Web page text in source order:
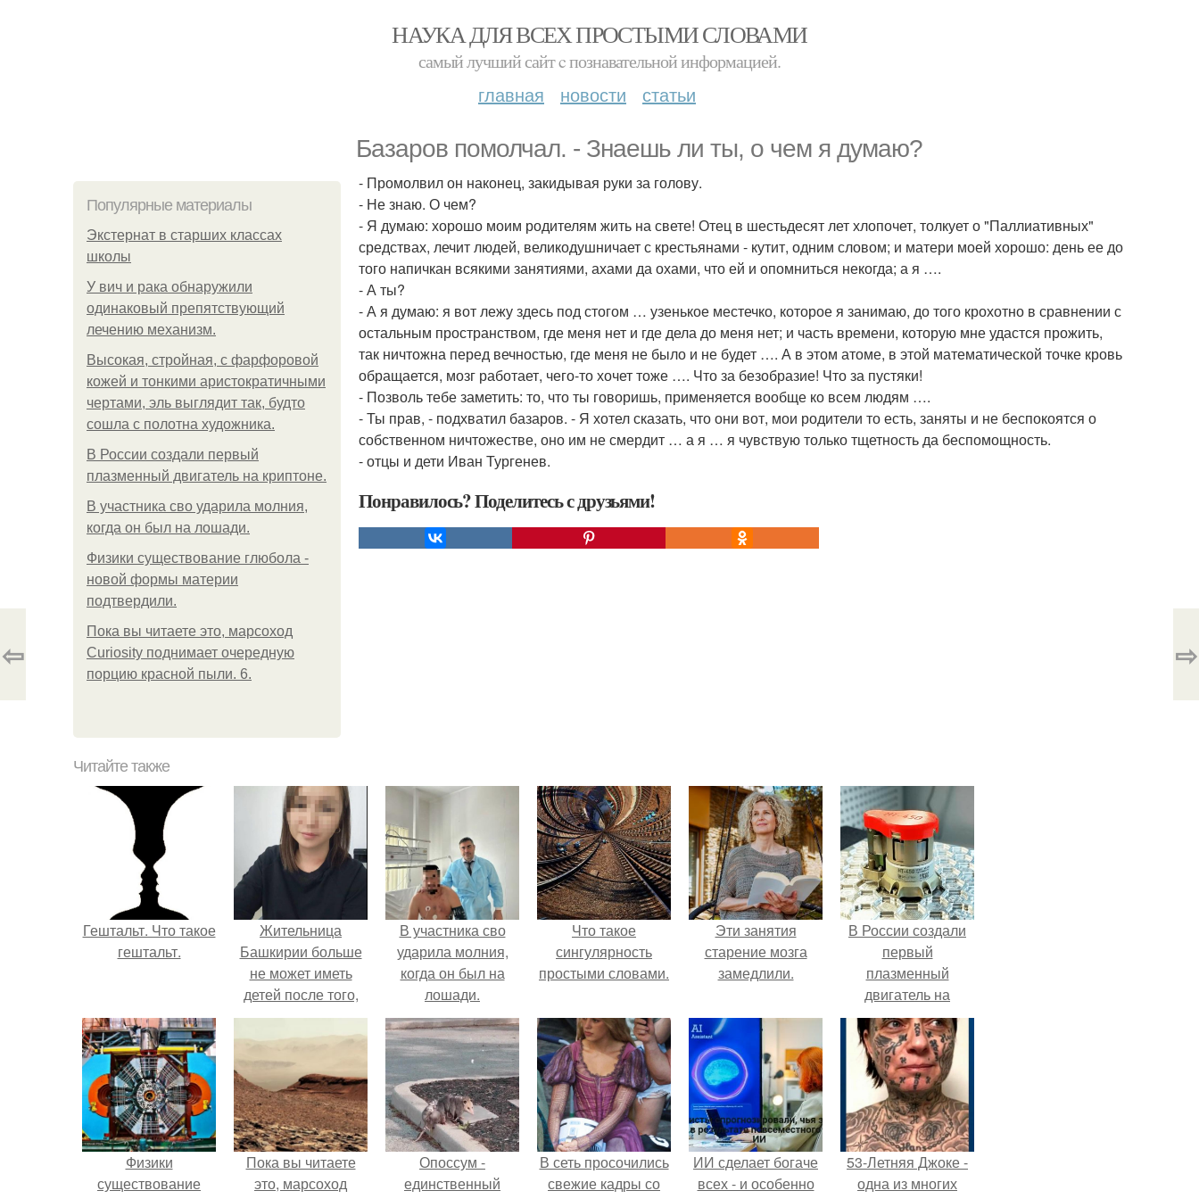
НАУКА ДЛЯ ВСЕХ ПРОСТЫМИ СЛОВАМИ
самый лучший сайт c познавательной информацией.
главная новости статьи
Базаров помолчал. - Знаешь ли ты, о чем я думаю?
Популярные материалы
Экстернат в старших классах
школы
У вич и рака обнаружили
одинаковый препятствующий
лечению механизм.
Высокая, стройная, с фарфоровой
кожей и тонкими аристократичными
чертами, эль выглядит так, будто
сошла с полотна художника.
В России создали первый
плазменный двигатель на криптоне.
В участника сво ударила молния,
когда он был на лошади.
Физики существование глюбола -
новой формы материи
подтвердили.
Пока вы читаете это, марсоход
Curiosity поднимает очередную
порцию красной пыли. 6.
- Промолвил он наконец, закидывая руки за голову.
- Не знаю. О чем?
- Я думаю: хорошо моим родителям жить на свете! Отец в шестьдесят лет хлопочет, толкует о "Паллиативных"
средствах, лечит людей, великодушничает с крестьянами - кутит, одним словом; и матери моей хорошо: день ее до
того напичкан всякими занятиями, ахами да охами, что ей и опомниться некогда; а я ….
- А ты?
- А я думаю: я вот лежу здесь под стогом … узенькое местечко, которое я занимаю, до того крохотно в сравнении с
остальным пространством, где меня нет и где дела до меня нет; и часть времени, которую мне удастся прожить,
так ничтожна перед вечностью, где меня не было и не будет …. А в этом атоме, в этой математической точке кровь
обращается, мозг работает, чего-то хочет тоже …. Что за безобразие! Что за пустяки!
- Позволь тебе заметить: то, что ты говоришь, применяется вообще ко всем людям ….
- Ты прав, - подхватил базаров. - Я хотел сказать, что они вот, мои родители то есть, заняты и не беспокоятся о
собственном ничтожестве, оно им не смердит … а я … я чувствую только тщетность да беспомощность.
- отцы и дети Иван Тургенев.
Понравилось? Поделитесь с друзьями!
⇦ ⇨
Читайте также
Гештальт. Что такое
гештальт.
Жительница
Башкирии больше
не может иметь
детей после того,
как медики сделали
ей аборт на шестом
месяце
беременности и
оставили в матке
плаценту.
В участника сво
ударила молния,
когда он был на
лошади.
Что такое
сингулярность
простыми словами.
Эти занятия
старение мозга
замедлили.
В России создали
первый
плазменный
двигатель на
криптоне.
Физики
существование
Пока вы читаете
это, марсоход
Опоссум -
единственный
В сеть просочились
свежие кадры со
ИИ сделает богаче
всех - и особенно
53-Летняя Джоке -
одна из многих